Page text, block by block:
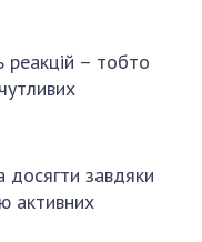
НАС
реакцій – тобто
досягти завдяки
активних